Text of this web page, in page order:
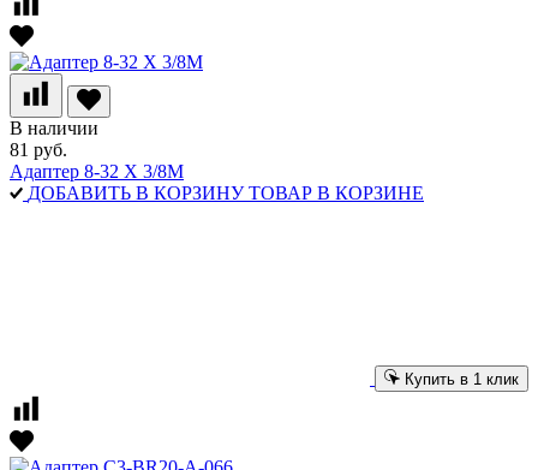
В наличии
81 руб.
Адаптер 8-32 X 3/8M
ДОБАВИТЬ В КОРЗИНУ ТОВАР В КОРЗИНЕ
Купить в 1 клик